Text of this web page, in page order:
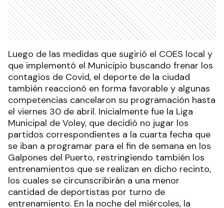
Luego de las medidas que sugirió el COES local y
que implementó el Municipio buscando frenar los
contagios de Covid, el deporte de la ciudad
también reaccionó en forma favorable y algunas
competencias cancelaron su programación hasta
el viernes 30 de abril. Inicialmente fue la Liga
Municipal de Voley, que decidió no jugar los
partidos correspondientes a la cuarta fecha que
se iban a programar para el fin de semana en los
Galpones del Puerto, restringiendo también los
entrenamientos que se realizan en dicho recinto,
los cuales se circunscribirán a una menor
cantidad de deportistas por turno de
entrenamiento. En la noche del miércoles, la